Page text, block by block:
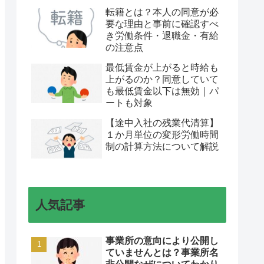
転籍とは？本人の同意が必
要な理由と事前に確認すべ
き労働条件・退職金・有給
の注意点
最低賃金が上がると時給も
上がるのか？同意していて
も最低賃金以下は無効｜パ
ートも対象
【途中入社の残業代清算】
１か月単位の変形労働時間
制の計算方法について解説
人気記事
事業所の意向により公開し
ていませんとは？事業所名